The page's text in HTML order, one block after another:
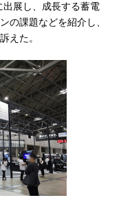
出展し、成長する蓄電
の課題などを紹介し、
えた。